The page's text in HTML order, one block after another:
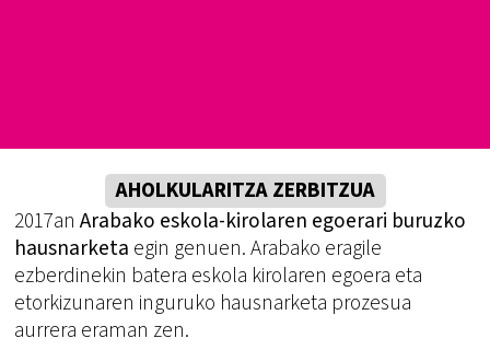
AHOLKULARITZA ZERBITZUA
2017an Arabako eskola-kirolaren egoerari buruzko
hausnarketa egin genuen. Arabako eragile
ezberdinekin batera eskola kirolaren egoera eta
etorkizunaren inguruko hausnarketa prozesua
aurrera eraman zen.